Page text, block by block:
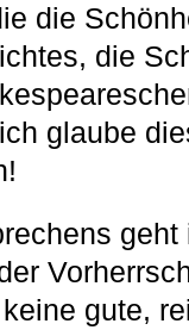
die
die
glaube
gute,